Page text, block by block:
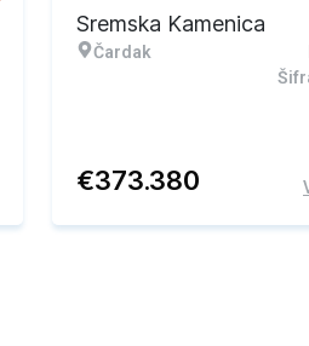
Sremska Kamenica
Čardak
€373.380